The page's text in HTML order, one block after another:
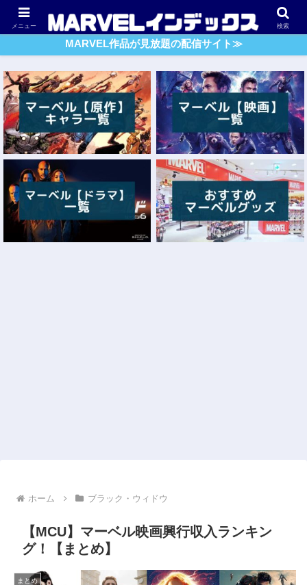
アベンジャーズ スパイダーマン ガーディアンズ・O・G
MARVEL作品が見放題の配信サイト≫
ホーム ブラック・ウィドウ
【MCU】マーベル映画興行収入ランキン
グ！【まとめ】
まとめ
メニュー 検索